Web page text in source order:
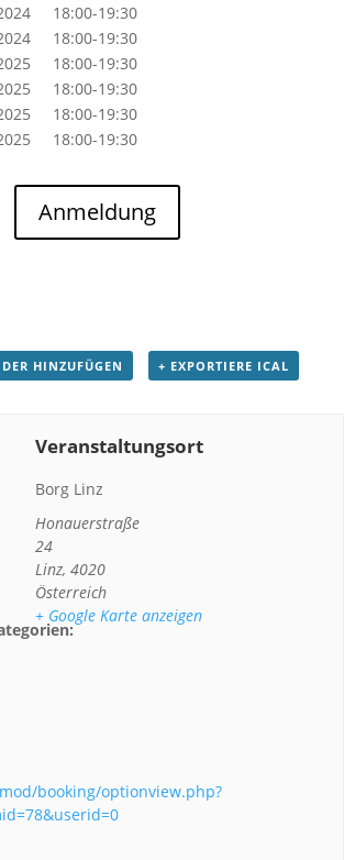
18:00-19:30
18:00-19:30
18:00-19:30
18:00-19:30
18:00-19:30
18:00-19:30
Anmeldung
HINZUFÜGEN + EXPORTIERE ICAL
booking/optionview.php?
Veranstaltungsort
Borg Linz
Honauerstraße
24
Linz, 4020
Österreich
+ Google Karte anzeigen